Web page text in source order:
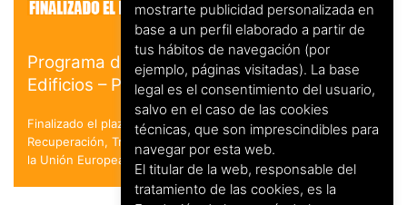
Programa de Rehabilitación Energética de
Edificios – PREE
Finalizado el plazo de solicitud. en el marco del Plan de
Recuperación, Transformación y Resiliencia - Financiado por
la Unión Europea - NextGenerationEU
mostrarte publicidad personalizada en
base a un perfil elaborado a partir de
tus hábitos de navegación (por
ejemplo, páginas visitadas). La base
legal es el consentimiento del usuario,
salvo en el caso de las cookies
técnicas, que son imprescindibles para
navegar por esta web.
El titular de la web, responsable del
tratamiento de las cookies, es la